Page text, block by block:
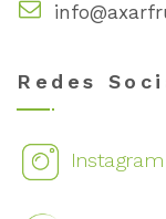
Redes
Instagram